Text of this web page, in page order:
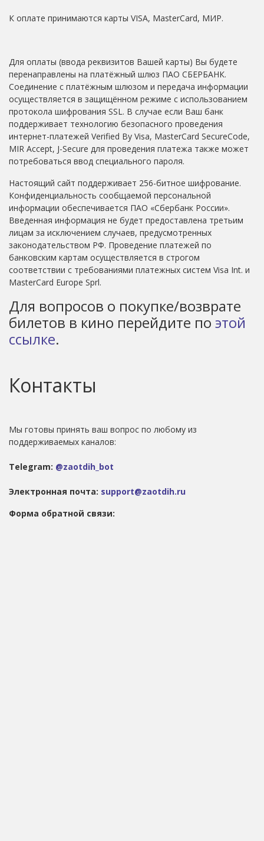
К оплате принимаются карты VISA, MasterCard, МИР.
Для оплаты (ввода реквизитов Вашей карты) Вы будете
перенаправлены на платёжный шлюз ПАО СБЕРБАНК.
Соединение с платёжным шлюзом и передача информации
осуществляется в защищённом режиме с использованием
протокола шифрования SSL. В случае если Ваш банк
поддерживает технологию безопасного проведения
интернет-платежей Verified By Visa, MasterCard SecureCode,
MIR Accept, J-Secure для проведения платежа также может
потребоваться ввод специального пароля.
Настоящий сайт поддерживает 256-битное шифрование.
Конфиденциальность сообщаемой персональной
информации обеспечивается ПАО «Сбербанк России».
Введенная информация не будет предоставлена третьим
лицам за исключением случаев, предусмотренных
законодательством РФ. Проведение платежей по
банковским картам осуществляется в строгом
соответствии с требованиями платежных систем Visa Int. и
MasterCard Europe Sprl.
Для вопросов о покупке/возврате
билетов в кино перейдите по этой
ссылке.
Контакты
Мы готовы принять ваш вопрос по любому из
поддерживаемых каналов:
Telegram: @zaotdih_bot
Электронная почта: support@zaotdih.ru
Форма обратной связи: